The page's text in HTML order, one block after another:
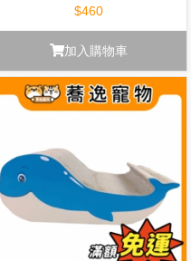
$460
加入購物車